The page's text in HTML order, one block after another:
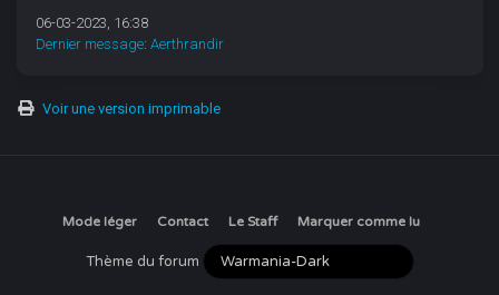
06-03-2023, 16:38
Dernier message:Aerthrandir
Voir une version imprimable
Mode léger Contact Le Staff Marquer comme lu
Thème du forum